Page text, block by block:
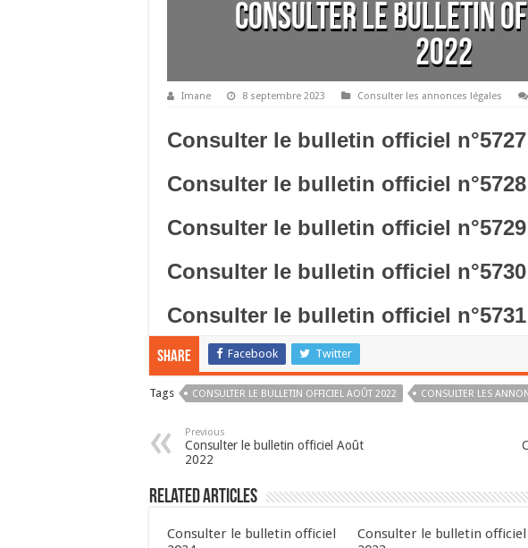
Consulter le bulletin
2022
Imane 8 septembre 2023 Consulter les annonces légales
Consulter le bulletin officiel
Consulter le bulletin officiel
Consulter le bulletin officiel
Consulter le bulletin officiel
Consulter le bulletin officiel
Share Facebook Twitter
Tags CONSULTER LE BULLETIN OFFICIEL AOÛT 2022 CONSULTER LES
Previous
Consulter le bulletin officiel Août
2022
Related Articles
Consulter le bulletin officiel
Consulter le bulletin officiel